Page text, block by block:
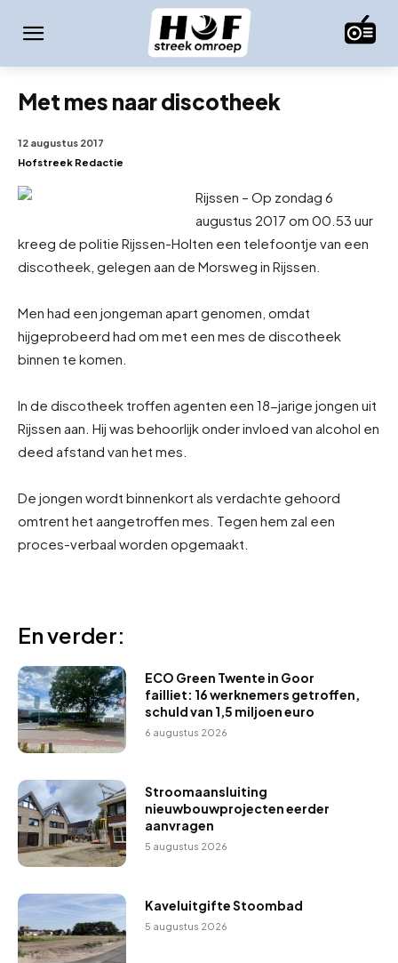
Met mes naar discotheek
12 augustus 2017
Hofstreek Redactie
Rijssen – Op zondag 6
augustus 2017 om 00.53 uur
kreeg de politie Rijssen-Holten een telefoontje van een
discotheek, gelegen aan de Morsweg in Rijssen.
Men had een jongeman apart genomen, omdat
hijgeprobeerd had om met een mes de discotheek
binnen te komen.
In de discotheek troffen agenten een 18-jarige jongen uit
Rijssen aan. Hij was behoorlijk onder invloed van alcohol en
deed afstand van het mes.
De jongen wordt binnenkort als verdachte gehoord
omtrent het aangetroffen mes. Tegen hem zal een
proces-verbaal worden opgemaakt.
En verder:
ECO Green Twente in Goor
failliet: 16 werknemers getroffen,
schuld van 1,5 miljoen euro
6 augustus 2026
Stroomaansluiting
nieuwbouwprojecten eerder
aanvragen
5 augustus 2026
Kaveluitgifte Stoombad
5 augustus 2026